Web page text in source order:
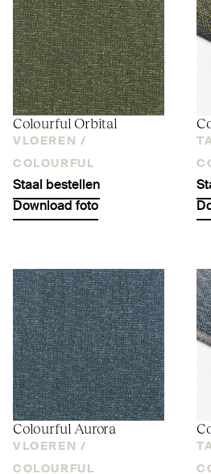
Colourful Orbital
VLOEREN /
COLOURFUL
Staal bestellen
Download foto
Colourful Aurora
VLOEREN /
COLOURFUL